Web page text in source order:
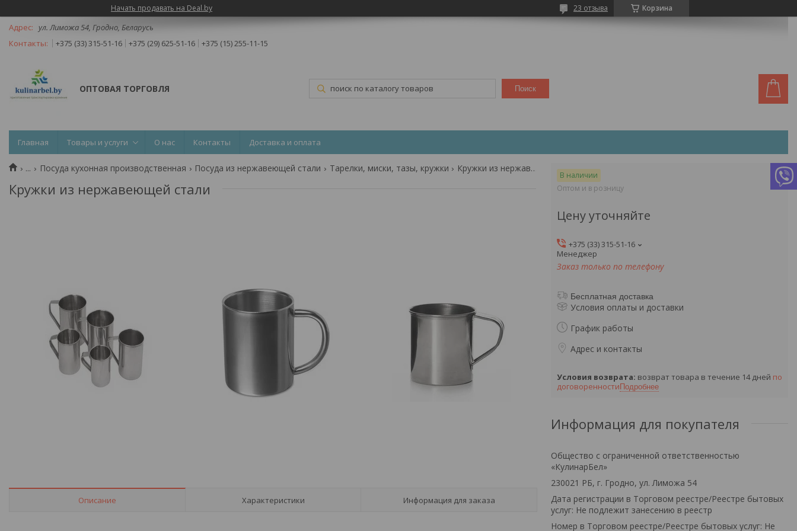
Начать продавать на Deal.by Корзина
23 отзыва
ул. Лиможа 54, Гродно, Беларусь
+375 (33) 315-51-16
+375 (29) 625-51-16 +375 (15) 255-11-15
ОПТОВАЯ ТОРГОВЛЯ Поиск
Главная Товары и услуги О нас Контакты Доставка и оплата
... Посуда кухонная производственная Посуда из нержавеющей стали Тарелки, миски, тазы, кружки Кружки из нержавеющей стали
Кружки из нержавеющей стали
Описание Характеристики Информация для заказа
В наличии
Оптом и в розницу
Цену уточняйте
+375 (33) 315-51-16
Менеджер
Заказ только по телефону
Бесплатная доставка
Условия оплаты и доставки
График работы
Адрес и контакты
возврат товара в течение 14 дней по
договоренности Подробнее
Информация для покупателя
Общество с ограниченной ответственностью
«КулинарБел»
230021 РБ, г. Гродно, ул. Лиможа 54
Дата регистрации в Торговом реестре/Реестре бытовых
услуг: Не подлежит занесению в реестр
Номер в Торговом реестре/Реестре бытовых услуг: Не